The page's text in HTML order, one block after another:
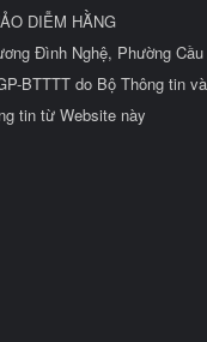
DIỄM HẰNG
Đình Nghệ, Phường
BTTTT do Bộ Thông tin
tin từ Website này